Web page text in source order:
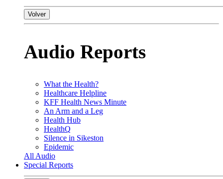
Volver
Audio Reports
What the Health?
Healthcare Helpline
KFF Health News Minute
An Arm and a Leg
Health Hub
HealthQ
Silence in Sikeston
Epidemic
All Audio
Special Reports